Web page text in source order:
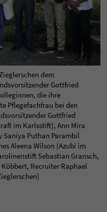
dem
Gottfried
die ihre
Pflegefachfrau bei den
Gottfried
im Karlsstift), Ann Mira
Puthan Parambil
Aleena Wilson (Azubi im
Sebastian Gransch,
Recruiter Raphael